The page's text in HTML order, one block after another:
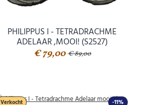
PHILIPPUS I - TETRADRACHME
ADELAAR ,MOOI! (S2527)
€ 79,00 € 89,00
-11%
Verkocht